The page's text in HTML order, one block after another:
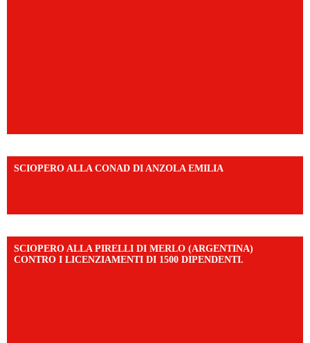
SCIOPERO ALLA CONAD DI ANZOLA EMILIA
SCIOPERO ALLA PIRELLI DI MERLO (ARGENTINA)
CONTRO I LICENZIAMENTI DI 1500 DIPENDENTI.